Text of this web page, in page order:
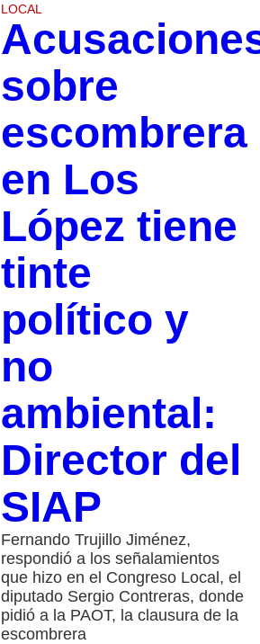
LOCAL
sobre
escombrera
en Los
López tiene
tinte
político y
no
ambiental:
Director del
SIAP
Fernando Trujillo Jiménez,
respondió a los señalamientos
que hizo en el Congreso Local, el
diputado Sergio Contreras, donde
pidió a la PAOT, la clausura de la
escombrera